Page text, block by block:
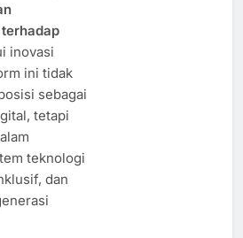
inovasi
ini tidak
sebagai
tetapi
teknologi
dan